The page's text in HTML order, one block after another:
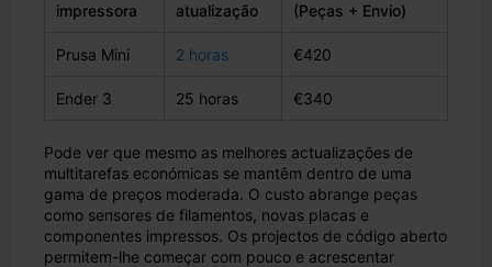
impressora
atualização
(Peças + Envio)
Prusa Mini 2 horas €420
Ender 3 25 horas €340
Pode ver que mesmo as melhores actualizações de
multitarefas económicas se mantêm dentro de uma
gama de preços moderada. O custo abrange peças
como sensores de filamentos, novas placas e
componentes impressos. Os projectos de código aberto
permitem-lhe começar com pouco e acrescentar